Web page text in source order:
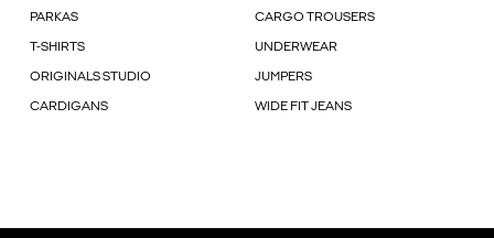
PARKAS CARGO TROUSERS
T-SHIRTS UNDERWEAR
ORIGINALS STUDIO JUMPERS
CARDIGANS WIDE FIT JEANS